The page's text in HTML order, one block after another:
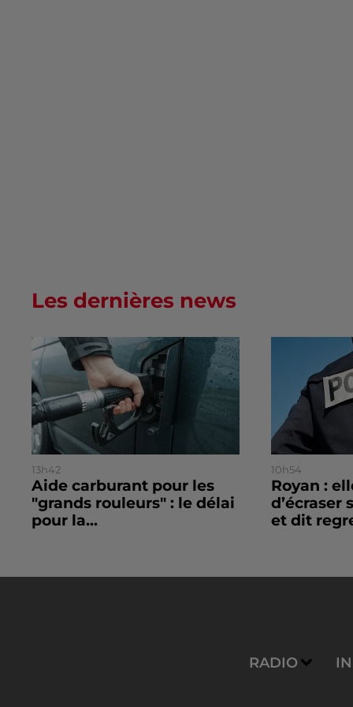
Les dernières news
13h42
Aide carburant pour les
"grands rouleurs" : le délai
pour la...
10h54
Royan :
d’écraser
et dit
RADIO